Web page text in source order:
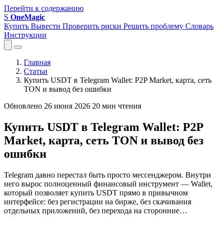
Перейти к содержанию
S OneMagic
Купить Вывести Проверить риски Решить проблему Словарь
Инструкции
Главная
Статьи
Купить USDT в Telegram Wallet: P2P Market, карта, сеть
TON и вывод без ошибки
Обновлено 26 июня 2026 20 мин чтения
Купить USDT в Telegram Wallet: P2P
Market, карта, сеть TON и вывод без
ошибки
Telegram давно перестал быть просто мессенджером. Внутри
него вырос полноценный финансовый инструмент — Wallet,
который позволяет купить USDT прямо в привычном
интерфейсе: без регистрации на бирже, без скачивания
отдельных приложений, без перехода на сторонние…